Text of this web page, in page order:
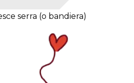
serra (o bandiera)